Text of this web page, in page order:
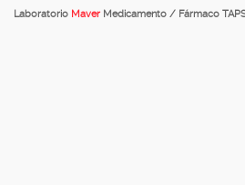
Laboratorio Maver Medicamento / Fármaco